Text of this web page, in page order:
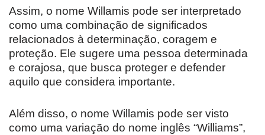
Assim, o nome Willamis pode ser interpretado
como uma combinação de significados
relacionados à determinação, coragem e
proteção. Ele sugere uma pessoa determinada
e corajosa, que busca proteger e defender
aquilo que considera importante.
Além disso, o nome Willamis pode ser visto
como uma variação do nome inglês “Williams”,